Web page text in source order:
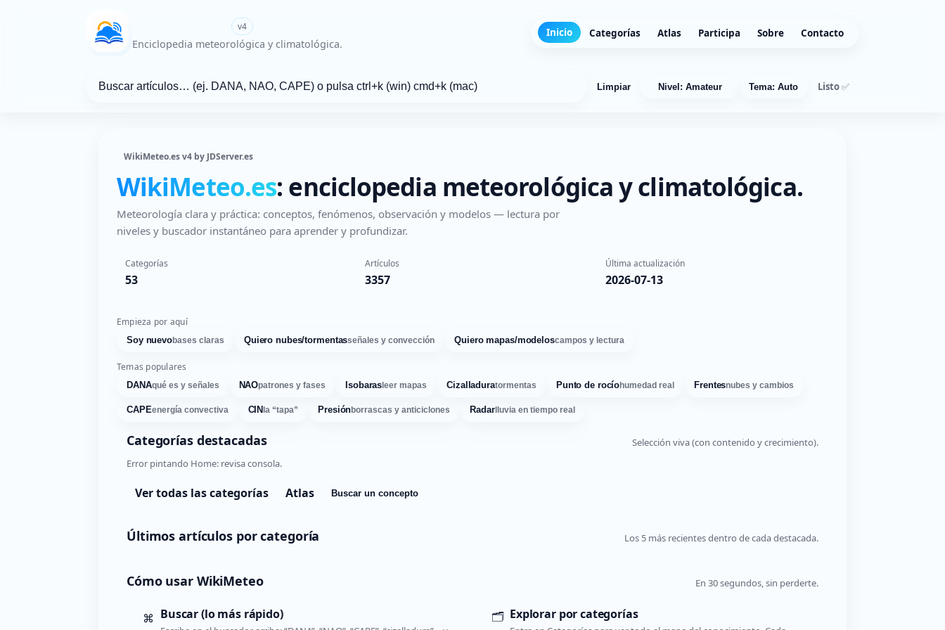
WikiMeteo.es v4
Enciclopedia meteorológica y climatológica.
Inicio Categorías Atlas Participa Sobre Contacto
Limpiar Nivel: Amateur Tema: Auto Listo ✅
WikiMeteo.es v4 by JDServer.es
WikiMeteo.es: enciclopedia meteorológica y climatológica.
Meteorología clara y práctica: conceptos, fenómenos, observación y modelos — lectura por
niveles y buscador instantáneo para aprender y profundizar.
Categorías
53
Artículos
3357
Última actualización
2026-07-13
Empieza por aquí
Soy nuevobases claras Quiero nubes/tormentasseñales y convección Quiero mapas/modeloscampos y lectura
Temas populares
DANAqué es y señales NAOpatrones y fases Isobarasleer mapas Cizalladuratormentas Punto de rocíohumedad real Frentesnubes y cambios
CAPEenergía convectiva CIN la “tapa” Presiónborrascas y anticiclones Radarlluvia en tiempo real
Categorías destacadas
Selección viva (con contenido y crecimiento).
Error pintando Home: revisa consola.
Ver todas las categorías Atlas Buscar un concepto
Últimos artículos por categoría Los 5 más recientes dentro de cada destacada.
Cómo usar WikiMeteo En 30 segundos, sin perderte.
⌘ Buscar (lo más rápido) 🗂️ Explorar por categorías